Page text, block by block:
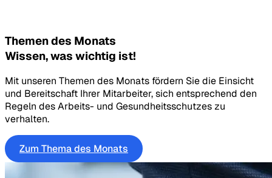
Themen des Monats
Wissen, was wichtig ist!
Mit unseren Themen des Monats fördern Sie die Einsicht
und Bereitschaft Ihrer Mitarbeiter, sich entsprechend den
Regeln des Arbeits- und Gesundheitsschutzes zu
verhalten.
Zum Thema des Monats